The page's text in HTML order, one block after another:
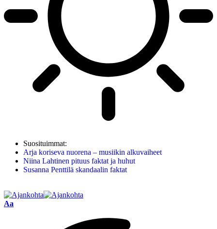
Suosituimmat:
Arja koriseva nuorena – musiikin alkuvaiheet
Niina Lahtinen pituus faktat ja huhut
Susanna Penttilä skandaalin faktat
Aa